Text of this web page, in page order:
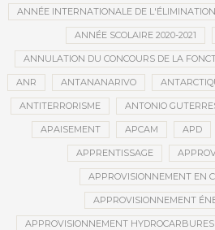
ANNÉE INTERNATIONALE DE
ANNÉE SCOLAIRE 2020-2021
ANNULATION DU CONCOURS DE LA
ANR ANTANANARIVO
ANTITERRORISME ANTONIO
APAISEMENT APCAM APD
APPRENTISSAGE
APPROVISIONNEMENT EN
APPROVISIONNEMENT
APPROVISIONNEMENT